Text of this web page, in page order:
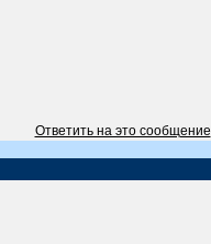
Ответить на это сообщение